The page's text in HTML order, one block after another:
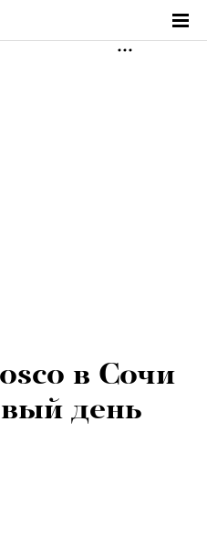
в Сочи
день